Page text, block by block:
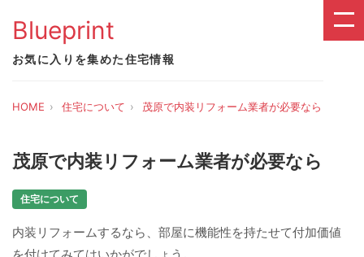
Blueprint
お気に入りを集めた住宅情報
HOME 住宅について 茂原で内装リフォーム業者が必要なら
茂原で内装リフォーム業者が必要なら
住宅について
内装リフォームするなら、部屋に機能性を持たせて付加価値